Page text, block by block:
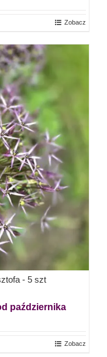
Zobacz
- 5 szt
października
Zobacz